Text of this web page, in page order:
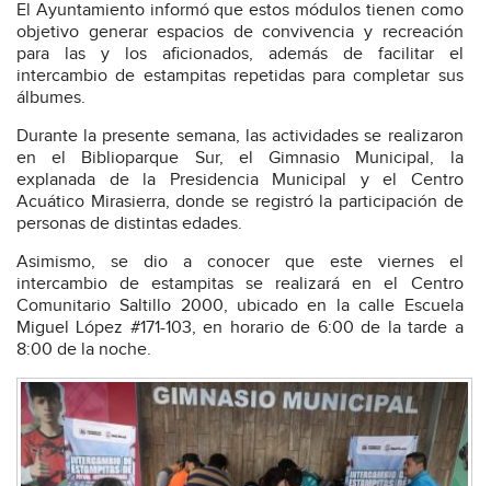
El Ayuntamiento informó que estos módulos tienen como
objetivo generar espacios de convivencia y recreación
para las y los aficionados, además de facilitar el
intercambio de estampitas repetidas para completar sus
álbumes.
Durante la presente semana, las actividades se realizaron
en el Biblioparque Sur, el Gimnasio Municipal, la
explanada de la Presidencia Municipal y el Centro
Acuático Mirasierra, donde se registró la participación de
personas de distintas edades.
Asimismo, se dio a conocer que este viernes el
intercambio de estampitas se realizará en el Centro
Comunitario Saltillo 2000, ubicado en la calle Escuela
Miguel López #171-103, en horario de 6:00 de la tarde a
8:00 de la noche.